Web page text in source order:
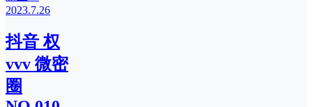
抖音 权
vvv 微密
圈